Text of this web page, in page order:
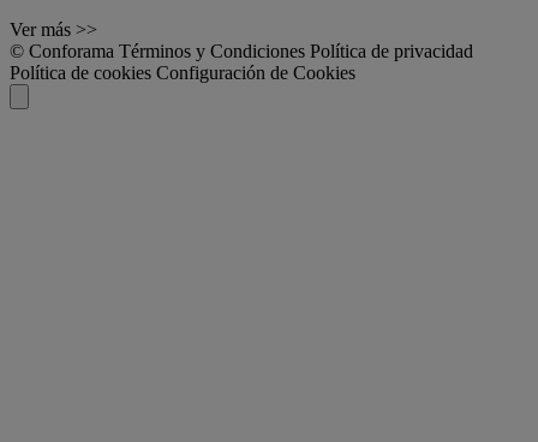
Ver más >>
© Conforama Términos y Condiciones Política de privacidad
Política de cookies Configuración de Cookies